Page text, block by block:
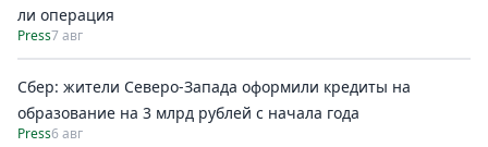
ли операция
Press7 авг
Сбер: жители Северо-Запада оформили кредиты на
образование на 3 млрд рублей с начала года
Press6 авг